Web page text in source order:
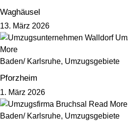
Waghäusel
13. März 2026
More
Baden/ Karlsruhe, Umzugsgebiete
Pforzheim
1. März 2026
Read More
Baden/ Karlsruhe, Umzugsgebiete